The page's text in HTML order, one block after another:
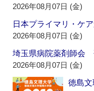
2026年08月07日 (金)
日本プライマリ・
2026年08月07日 (金)
埼玉県病院薬剤師
2026年08月07日 (金)
徳島